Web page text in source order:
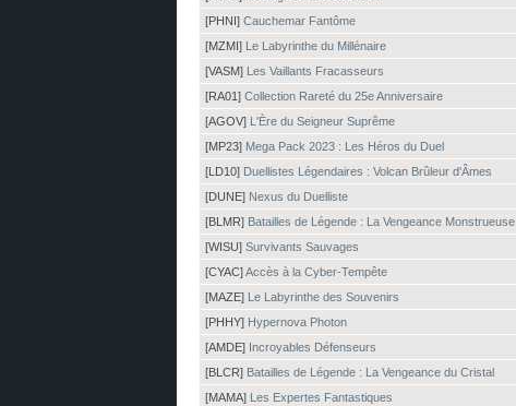
[PHNI] Cauchemar Fantôme
[MZMI] Le Labyrinthe du Millénaire
[VASM] Les Vaillants Fracasseurs
[RA01] Collection Rareté du 25e Anniversaire
[AGOV] L'Ère du Seigneur Suprême
[MP23] Mega Pack 2023 : Les Héros du Duel
[LD10] Duellistes Légendaires : Volcan Brûleur d'Âmes
[DUNE] Nexus du Duelliste
[BLMR] Batailles de Légende : La Vengeance Monstrueuse
[WISU] Survivants Sauvages
[CYAC]Accès à la Cyber-Tempête
[MAZE] Le Labyrinthe des Souvenirs
[PHHY] Hypernova Photon
[AMDE] Incroyables Défenseurs
[BLCR] Batailles de Légende : La Vengeance du Cristal
[MAMA] Les Expertes Fantastiques